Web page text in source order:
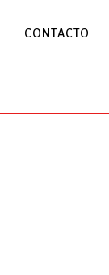
CONTACTO